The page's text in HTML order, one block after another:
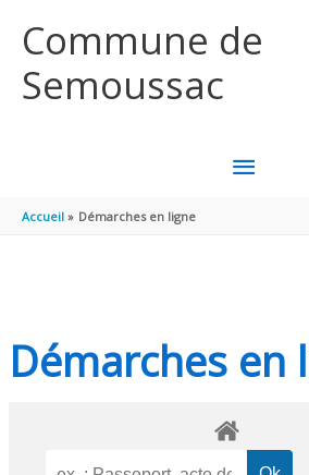
Commune de
Semoussac
MENU
Accueil Démarches en ligne
Démarches en